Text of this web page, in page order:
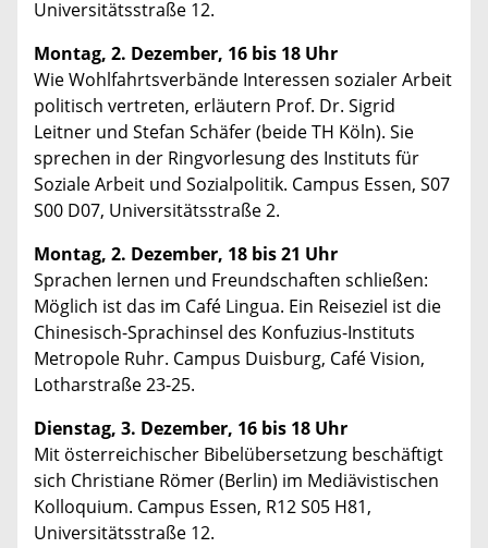
Universitätsstraße 12.
Montag, 2. Dezember, 16 bis 18 Uhr
Wie Wohlfahrtsverbände Interessen sozialer Arbeit
politisch vertreten, erläutern Prof. Dr. Sigrid
Leitner und Stefan Schäfer (beide TH Köln). Sie
sprechen in der Ringvorlesung des Instituts für
Soziale Arbeit und Sozialpolitik. Campus Essen, S07
S00 D07, Universitätsstraße 2.
Montag, 2. Dezember, 18 bis 21 Uhr
Sprachen lernen und Freundschaften schließen:
Möglich ist das im Café Lingua. Ein Reiseziel ist die
Chinesisch-Sprachinsel des Konfuzius-Instituts
Metropole Ruhr. Campus Duisburg, Café Vision,
Lotharstraße 23-25.
Dienstag, 3. Dezember, 16 bis 18 Uhr
Mit österreichischer Bibelübersetzung beschäftigt
sich Christiane Römer (Berlin) im Mediävistischen
Kolloquium. Campus Essen, R12 S05 H81,
Universitätsstraße 12.